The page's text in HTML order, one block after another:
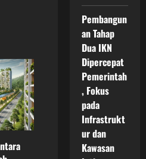
Pembangun
an Tahap
Dua IKN
Dipercepat
Pemerintah
, Fokus
pada
Infrastrukt
ur dan
Kawasan